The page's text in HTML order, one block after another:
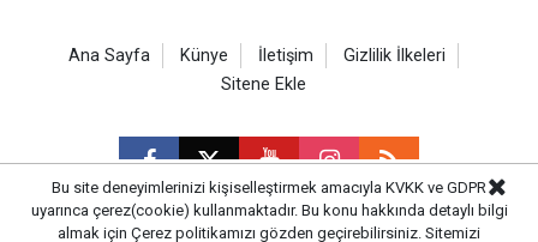
Ana Sayfa Künye İletişim
Gizlilik İlkeleri
Sitene Ekle
Bu site deneyimlerinizi kişiselleştirmek amacıyla KVKK ve GDPR
uyarınca çerez(cookie) kullanmaktadır. Bu konu hakkında detaylı bilgi
almak için Çerez politikamızı gözden geçirebilirsiniz. Sitemizi